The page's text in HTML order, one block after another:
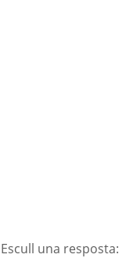
Escull una resposta: